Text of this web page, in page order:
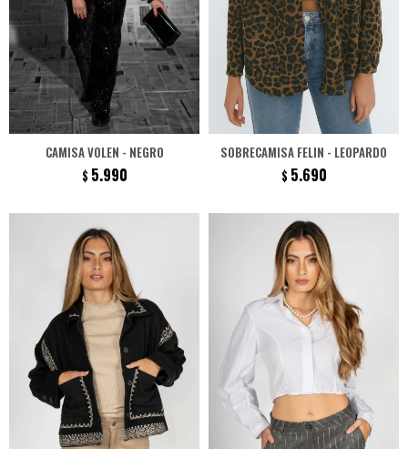
CAMISA VOLEN - NEGRO
$ 5.990
SOBRECAMISA FELIN - LEOPARDO
$ 5.690